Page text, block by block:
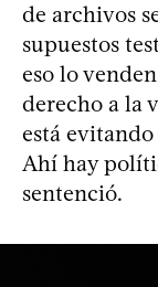
de archivos
supuestos
eso lo
derecho a la
está
Ahí hay
sentenció.